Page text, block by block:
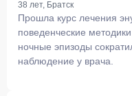
38 лет, Братск
Прошла курс лечения
поведенческие
ночные эпизоды
наблюдение у врача.